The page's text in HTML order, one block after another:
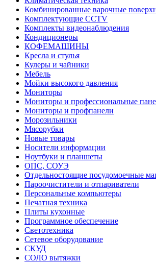
Комбинированные варочные
Комплектующие CCTV
Комплекты видеонаблюдения
Кондиционеры
КОФЕМАШИНЫ
Кресла и стулья
Кулеры и чайники
Мебель
Мойки высокого давления
Мониторы
Мониторы и профессиональные
Мониторы и профпанели
Морозильники
Мясорубки
Новые товары
Носители информации
Ноутбуки и планшеты
ОПС, СОУЭ
Отдельностоящие посудомоечные
Пароочистители и отпариватели
Персональные компьютеры
Печатная техника
Плиты кухонные
Программное обеспечение
Светотехника
Сетевое оборудование
СКУД
СОЛО вытяжки